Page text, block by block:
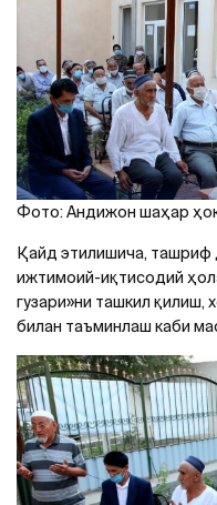
Фото: Андижон шаҳар
Қайд этилишича, ташриф
ижтимоий-иқтисодий
гузари»ни ташкил қилиш,
билан таъминлаш каби